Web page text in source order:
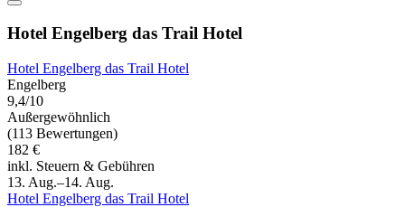
Hotel Engelberg das Trail Hotel
Hotel Engelberg das Trail Hotel
Engelberg
9,4/10
Außergewöhnlich
(113 Bewertungen)
182 €
inkl. Steuern & Gebühren
13. Aug.–14. Aug.
Hotel Engelberg das Trail Hotel